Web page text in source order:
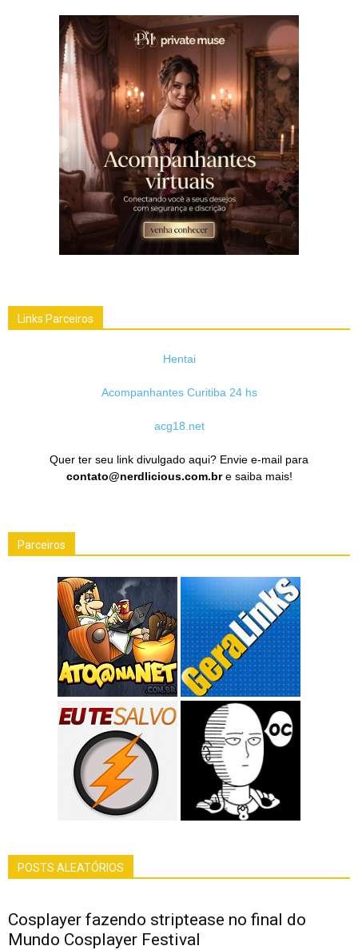
Links Parceiros
Hentai
Acompanhantes Curitiba 24 hs
acg18.net
Quer ter seu link divulgado aqui? Envie e-mail para
contato@nerdlicious.com.bre saiba mais!
Parceiros
POSTS ALEATÓRIOS
Cosplayer fazendo striptease no final do
Mundo Cosplayer Festival